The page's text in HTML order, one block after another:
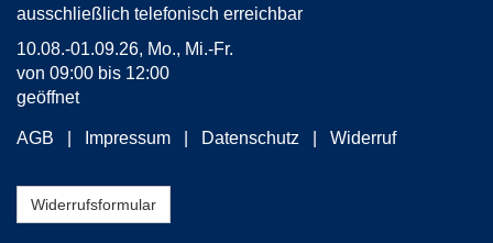
ausschließlich telefonisch erreichbar
10.08.-01.09.26, Mo., Mi.-Fr.
von 09:00 bis 12:00
geöffnet
AGB Impressum Datenschutz Widerruf
Widerrufsformular